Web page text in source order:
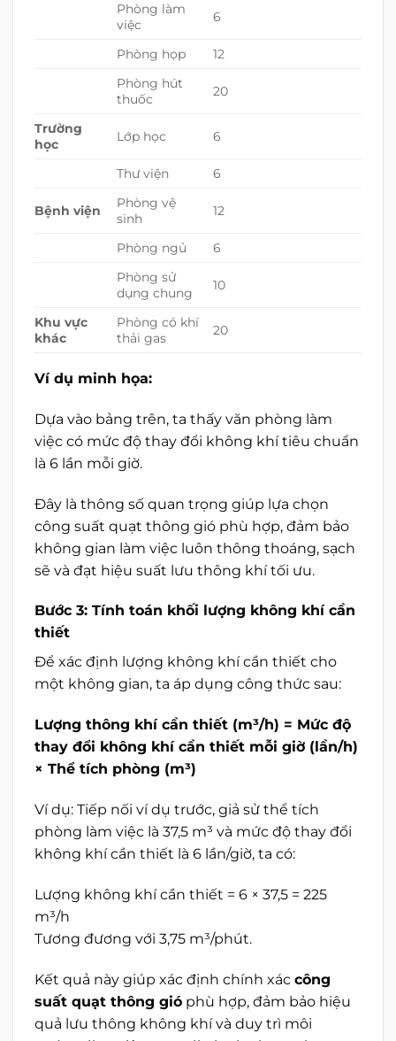
Phòng làm
việc
6
Phòng họp
12
Phòng hút
thuốc
20
Trường
học
Lớp học 6
Thư viện 6
Bệnh viện
Phòng vệ
sinh
12
Phòng ngủ
6
Phòng sử
dụng chung
10
Khu vực
khác
Phòng có khí
thải gas
20
Ví dụ minh họa:
Dựa vào bảng trên, ta thấy văn phòng làm
việc có mức độ thay đổi không khí tiêu chuẩn
là 6 lần mỗi giờ.
Đây là thông số quan trọng giúp lựa chọn
công suất quạt thông gió phù hợp, đảm bảo
không gian làm việc luôn thông thoáng, sạch
sẽ và đạt hiệu suất lưu thông khí tối ưu.
Bước 3: Tính toán khối lượng không khí cần
thiết
Để xác định lượng không khí cần thiết cho
một không gian, ta áp dụng công thức sau:
Lượng thông khí cần thiết (m³/h) = Mức độ
thay đổi không khí cần thiết mỗi giờ (lần/h)
× Thể tích phòng (m³)
Ví dụ: Tiếp nối ví dụ trước, giả sử thể tích
phòng làm việc là 37,5 m³ và mức độ thay đổi
không khí cần thiết là 6 lần/giờ, ta có:
Lượng không khí cần thiết = 6 × 37,5 = 225
m³/h
Tương đương với 3,75 m³/phút.
Kết quả này giúp xác định chính xác công
suất quạt thông gió phù hợp, đảm bảo hiệu
quả lưu thông không khí và duy trì môi